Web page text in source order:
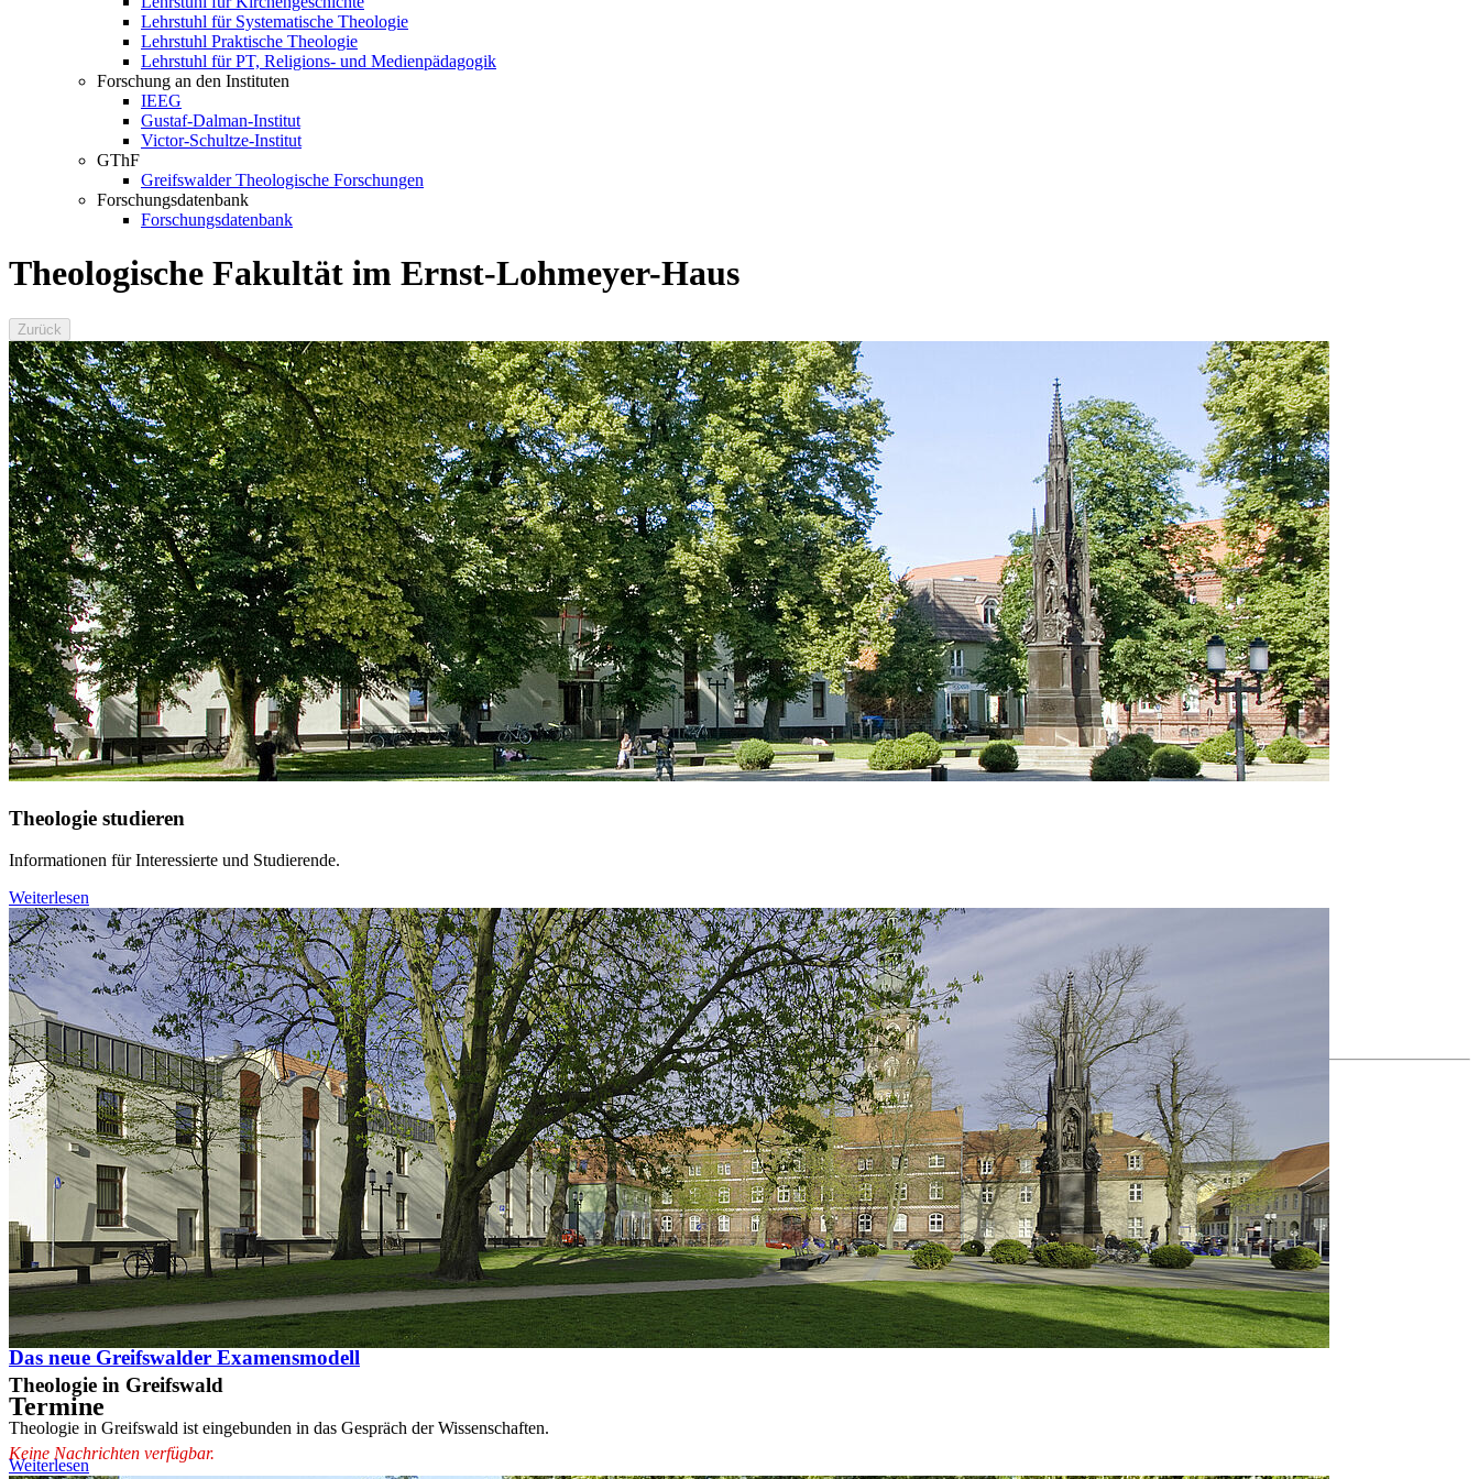
Lehrstuhl für Systematische Theologie
Lehrstuhl Praktische Theologie
Lehrstuhl für PT, Religions- und Medienpädagogik
Forschung an den Instituten
IEEG
Gustaf-Dalman-Institut
Victor-Schultze-Institut
GThF
Greifswalder Theologische Forschungen
Forschungsdatenbank
Forschungsdatenbank
Theologische Fakultät im Ernst-Lohmeyer-Haus
Zurück
Theologie studieren
Informationen für Interessierte und Studierende.
Weiterlesen
Theologie in Greifswald
Theologie in Greifswald ist eingebunden in das Gespräch der Wissenschaften.
Weiterlesen
Weiter
Go to slide 1
Go to slide 2
Go to slide 3
Go to slide 4
Neuigkeiten
01.04.2026
Ausschreibung Lydia-Studienpreis der Theologischen Fakultät 2026
23.03.2026
Kompaktsprachkurs Latein
03.06.2024
Das neue Greifswalder Examensmodell
Termine
Keine Nachrichten verfügbar.